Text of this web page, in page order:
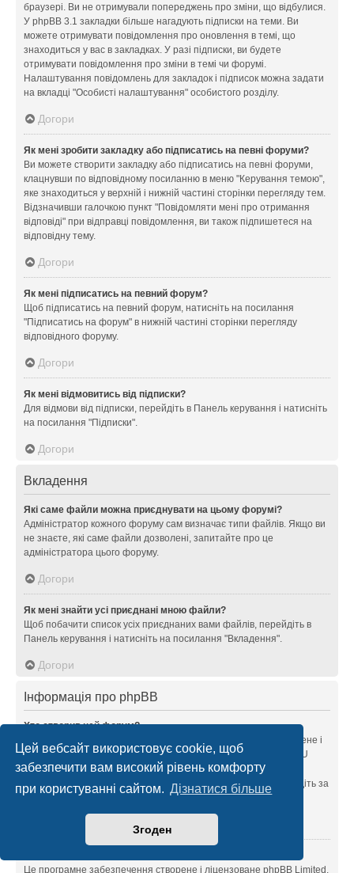
Цей вебсайт використовує cookie, щоб
забезпечити вам високий рівень комфорту
при користуванні сайтом. Дізнатися більше
Згоден
браузері. Ви не отримували попереджень про зміни, що відбулися.
У phpBB 3.1 закладки більше нагадують підписки на теми. Ви
можете отримувати повідомлення про оновлення в темі, що
знаходиться у вас в закладках. У разі підписки, ви будете
отримувати повідомлення про зміни в темі чи форумі.
Налаштування повідомлень для закладок і підписок можна задати
на вкладці "Особисті налаштування" особистого розділу.
Догори
Як мені зробити закладку або підписатись на певні форуми?
Ви можете створити закладку або підписатись на певні форуми,
клацнувши по відповідному посиланню в меню "Керування темою",
яке знаходиться у верхній і нижній частині сторінки перегляду тем.
Відзначивши галочкою пункт "Повідомляти мені про отримання
відповіді" при відправці повідомлення, ви також підпишетеся на
відповідну тему.
Догори
Як мені підписатись на певний форум?
Щоб підписатись на певний форум, натисніть на посилання
"Підписатись на форум" в нижній частині сторінки перегляду
відповідного форуму.
Догори
Як мені відмовитись від підписки?
Для відмови від підписки, перейдіть в Панель керування і натисніть
на посилання "Підписки".
Догори
Вкладення
Які саме файли можна приєднувати на цьому форумі?
Адміністратор кожного форуму сам визначає типи файлів. Якщо ви
не знаєте, які саме файли дозволені, запитайте про це
адміністратора цього форуму.
Догори
Як мені знайти усі приєднані мною файли?
Щоб побачити список усіх приєднаних вами файлів, перейдіть в
Панель керування і натисніть на посилання "Вкладення".
Догори
Інформація про phpBB
Хто створив цей форум?
Це програмне забезпечення (в своїй незміненій формі) створене і
поширюється phpBB Limited
. Воно доступне на умовах GNU
General Public Licence, версії 2 (GPL-2.0) і може вільно
поширюватися. Для отримання додаткової інформації перейдіть за
посиланнямAbout phpBB
Це програмне забезпечення створене і ліцензоване phpBB Limited.